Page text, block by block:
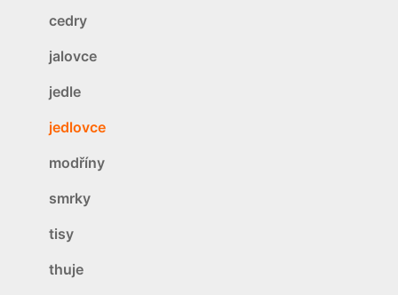
cedry
jalovce
jedle
jedlovce
modříny
smrky
tisy
thuje